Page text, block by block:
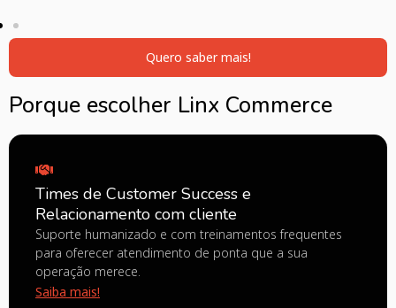
Quero saber mais!
Porque escolher Linx Commerce
Times de Customer Success e
Relacionamento com cliente
Suporte humanizado e com treinamentos frequentes
para oferecer atendimento de ponta que a sua
operação merece.
Saiba mais!